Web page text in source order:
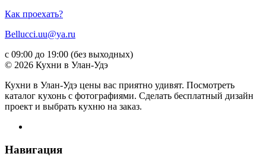
Как проехать?
Bellucci.uu@ya.ru
с 09:00 до 19:00 (без выходных)
© 2026 Кухни в Улан-Удэ
Кухни в Улан-Удэ цены вас приятно удивят. Посмотреть
каталог кухонь с фотографиями. Сделать бесплатный дизайн
проект и выбрать кухню на заказ.
Навигация